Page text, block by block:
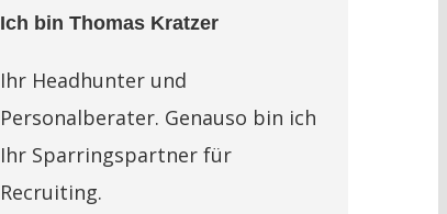
Ich bin Thomas Kratzer
Ihr Headhunter und
Personalberater. Genauso bin ich
Ihr Sparringspartner für
Recruiting.